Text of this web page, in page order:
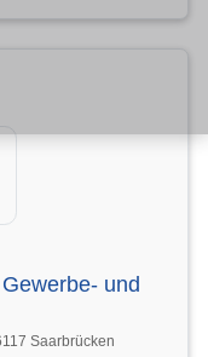
und
Saarbrücken